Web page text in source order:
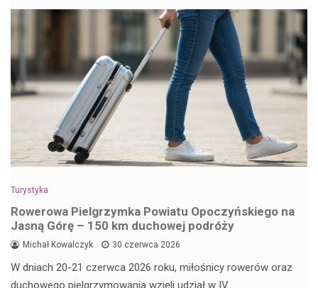
Turystyka
Rowerowa Pielgrzymka Powiatu Opoczyńskiego na
Jasną Górę – 150 km duchowej podróży
Michał Kowalczyk 30 czerwca 2026
W dniach 20-21 czerwca 2026 roku, miłośnicy rowerów oraz
duchowego pielgrzymowania wzięli udział w IV…